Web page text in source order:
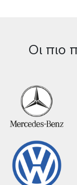
Οι πιο